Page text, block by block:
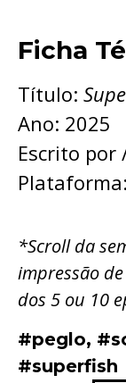
Ficha
Título:
Ano: 2025
Escrito por
*Scroll da
impressão
dos 5 ou 10
#peglo,
#superfish